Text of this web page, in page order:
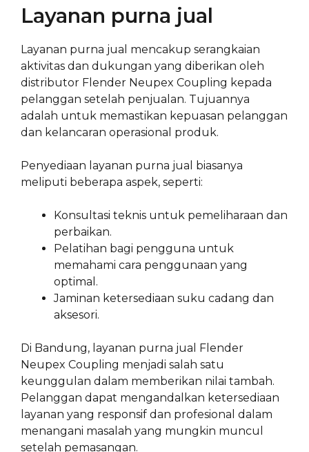
Layanan purna jual
Layanan purna jual mencakup serangkaian
aktivitas dan dukungan yang diberikan oleh
distributor Flender Neupex Coupling kepada
pelanggan setelah penjualan. Tujuannya
adalah untuk memastikan kepuasan pelanggan
dan kelancaran operasional produk.
Penyediaan layanan purna jual biasanya
meliputi beberapa aspek, seperti:
Konsultasi teknis untuk pemeliharaan dan
perbaikan.
Pelatihan bagi pengguna untuk
memahami cara penggunaan yang
optimal.
Jaminan ketersediaan suku cadang dan
aksesori.
Di Bandung, layanan purna jual Flender
Neupex Coupling menjadi salah satu
keunggulan dalam memberikan nilai tambah.
Pelanggan dapat mengandalkan ketersediaan
layanan yang responsif dan profesional dalam
menangani masalah yang mungkin muncul
setelah pemasangan.